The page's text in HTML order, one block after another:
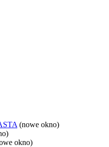
(nowe okno)
okno)